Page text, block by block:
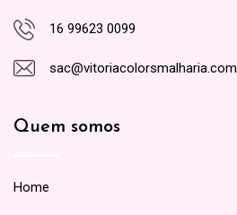
16 99623 0099
Quem somos
Home